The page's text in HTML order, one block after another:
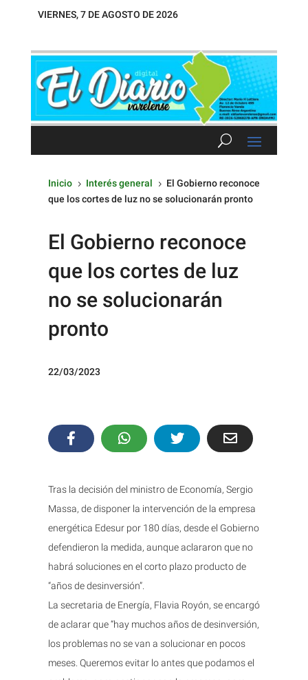
VIERNES, 7 DE AGOSTO DE 2026
Inicio 5 Interés general 5 El Gobierno reconoce
que los cortes de luz no se solucionarán pronto
El Gobierno reconoce
que los cortes de luz
no se solucionarán
pronto
22/03/2023
Tras la decisión del ministro de Economía, Sergio
Massa, de disponer la intervención de la empresa
energética Edesur por 180 días, desde el Gobierno
defendieron la medida, aunque aclararon que no
habrá soluciones en el corto plazo producto de
“años de desinversión”.
La secretaria de Energía, Flavia Royón, se encargó
de aclarar que “hay muchos años de desinversión,
los problemas no se van a solucionar en pocos
meses. Queremos evitar lo antes que podamos el